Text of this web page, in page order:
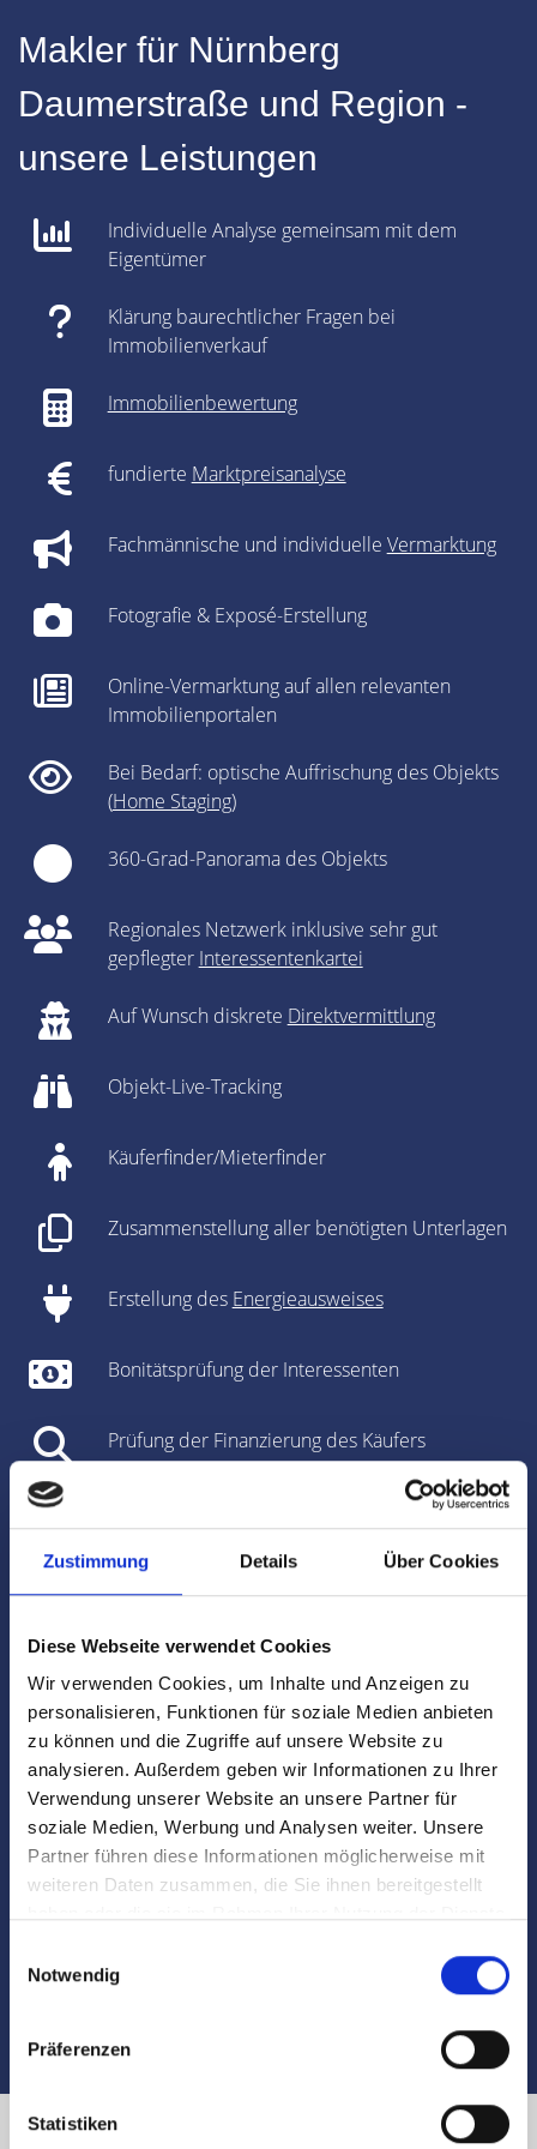
Zustimmung Details Über Cookies
Diese Webseite verwendet Cookies
Wir verwenden Cookies, um Inhalte und Anzeigen zu
personalisieren, Funktionen für soziale Medien anbieten
zu können und die Zugriffe auf unsere Website zu
analysieren. Außerdem geben wir Informationen zu Ihrer
Verwendung unserer Website an unsere Partner für
soziale Medien, Werbung und Analysen weiter. Unsere
Partner führen diese Informationen möglicherweise mit
weiteren Daten zusammen, die Sie ihnen bereitgestellt
Notwendig
Präferenzen
Statistiken
Makler für Nürnberg
Daumerstraße und Region -
unsere Leistungen
Individuelle Analyse gemeinsam mit dem
Eigentümer
Klärung baurechtlicher Fragen bei
Immobilienverkauf
Immobilienbewertung
fundierte Marktpreisanalyse
Fachmännische und individuelle Vermarktung
Fotografie & Exposé-Erstellung
Online-Vermarktung auf allen relevanten
Immobilienportalen
Bei Bedarf: optische Auffrischung des Objekts
(Home Staging)
360-Grad-Panorama des Objekts
Regionales Netzwerk inklusive sehr gut
gepflegter Interessentenkartei
Auf Wunsch diskrete Direktvermittlung
Objekt-Live-Tracking
Käuferfinder/Mieterfinder
Zusammenstellung aller benötigten Unterlagen
Erstellung des Energieausweises
Bonitätsprüfung der Interessenten
Prüfung der Finanzierung des Käufers
Unterstützung bei den Vertragsverhandlungen
Vorbereitung und Koordinierung des
Notartermins
Marktdaten
Besichtigungen
Begleitung und Unterstützung bei der Objekt-
Auch nach dem Verkauf sind wir für Sie da